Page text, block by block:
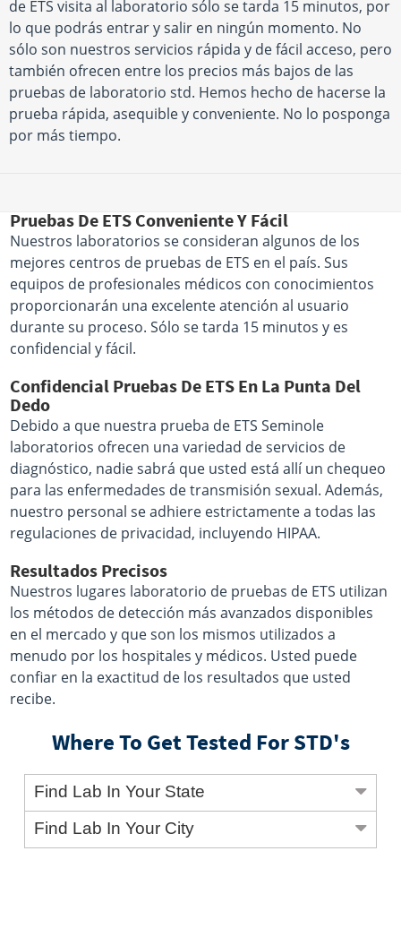
de ETS visita al laboratorio sólo se tarda 15 minutos, por
lo que podrás entrar y salir en ningún momento. No
sólo son nuestros servicios rápida y de fácil acceso, pero
también ofrecen entre los precios más bajos de las
pruebas de laboratorio std. Hemos hecho de hacerse la
prueba rápida, asequible y conveniente. No lo posponga
por más tiempo.
Pruebas De ETS Conveniente Y Fácil
Nuestros laboratorios se consideran algunos de los
mejores centros de pruebas de ETS en el país. Sus
equipos de profesionales médicos con conocimientos
proporcionarán una excelente atención al usuario
durante su proceso. Sólo se tarda 15 minutos y es
confidencial y fácil.
Confidencial Pruebas De ETS En La Punta Del
Dedo
Debido a que nuestra prueba de ETS Seminole
laboratorios ofrecen una variedad de servicios de
diagnóstico, nadie sabrá que usted está allí un chequeo
para las enfermedades de transmisión sexual. Además,
nuestro personal se adhiere estrictamente a todas las
regulaciones de privacidad, incluyendo HIPAA.
Resultados Precisos
Nuestros lugares laboratorio de pruebas de ETS utilizan
los métodos de detección más avanzados disponibles
en el mercado y que son los mismos utilizados a
menudo por los hospitales y médicos. Usted puede
confiar en la exactitud de los resultados que usted
recibe.
Where To Get Tested For STD's
Find Lab In Your State
Find Lab In Your City